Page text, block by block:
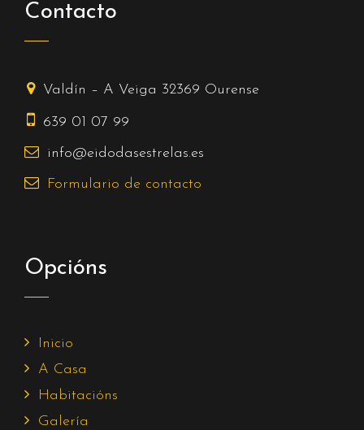
Contacto
Valdín – A Veiga 32369 Ourense
639 01 07 99
info@eidodasestrelas.es
Formulario de contacto
Opcións
Inicio
A Casa
Habitacións
Galería